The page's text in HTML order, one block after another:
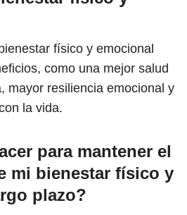
físico y emocional
como una mejor salud
mayor resiliencia emocional y
la vida.
para mantener el
mi bienestar físico y
plazo?